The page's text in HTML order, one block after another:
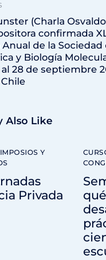
(Charla Osvaldo
confirmada
de la Sociedad
y Biología
al 28 de septiembre
Also Like
Y
Privada